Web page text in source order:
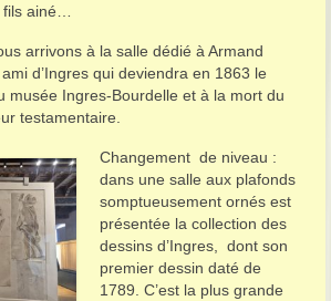
ainé…
arrivons à la salle dédié à Armand
d’Ingres qui deviendra en 1863 le
musée Ingres-Bourdelle et à la mort du
testamentaire.
Changement de niveau :
dans une salle aux plafonds
somptueusement ornés est
présentée la collection des
dessins d’Ingres, dont son
premier dessin daté de
1789. C’est la plus grande